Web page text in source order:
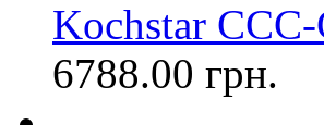
Kochstar
6788.00 грн.